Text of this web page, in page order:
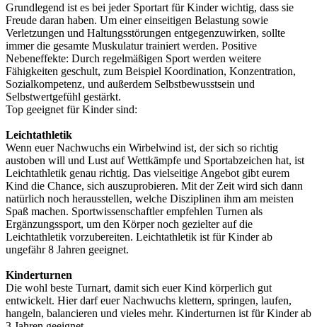
Grundlegend ist es bei jeder Sportart für Kinder wichtig, dass sie
Freude daran haben. Um einer einseitigen Belastung sowie
Verletzungen und Haltungsstörungen entgegenzuwirken, sollte
immer die gesamte Muskulatur trainiert werden. Positive
Nebeneffekte: Durch regelmäßigen Sport werden weitere
Fähigkeiten geschult, zum Beispiel Koordination, Konzentration,
Sozialkompetenz, und außerdem Selbstbewusstsein und
Selbstwertgefühl gestärkt.
Top geeignet für Kinder sind:
Leichtathletik
Wenn euer Nachwuchs ein Wirbelwind ist, der sich so richtig
austoben will und Lust auf Wettkämpfe und Sportabzeichen hat, ist
Leichtathletik genau richtig. Das vielseitige Angebot gibt eurem
Kind die Chance, sich auszuprobieren. Mit der Zeit wird sich dann
natürlich noch herausstellen, welche Disziplinen ihm am meisten
Spaß machen. Sportwissenschaftler empfehlen Turnen als
Ergänzungssport, um den Körper noch gezielter auf die
Leichtathletik vorzubereiten. Leichtathletik ist für Kinder ab
ungefähr 8 Jahren geeignet.
Kinderturnen
Die wohl beste Turnart, damit sich euer Kind körperlich gut
entwickelt. Hier darf euer Nachwuchs klettern, springen, laufen,
hangeln, balancieren und vieles mehr. Kinderturnen ist für Kinder ab